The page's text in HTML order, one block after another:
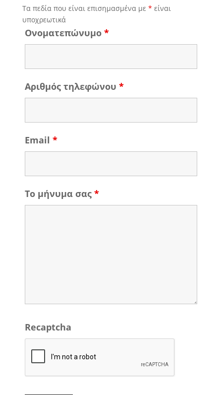
Τα πεδία που είναι επισημασμένα με * είναι
υποχρεωτικά
Ονοματεπώνυμο *
Αριθμός τηλεφώνου *
Email *
Το μήνυμα σας *
Recaptcha